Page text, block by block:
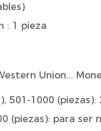
: 1 pieza
Union...
501-1000 (piezas):
(piezas): para ser